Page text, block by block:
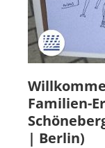
Familien-
| Berlin)